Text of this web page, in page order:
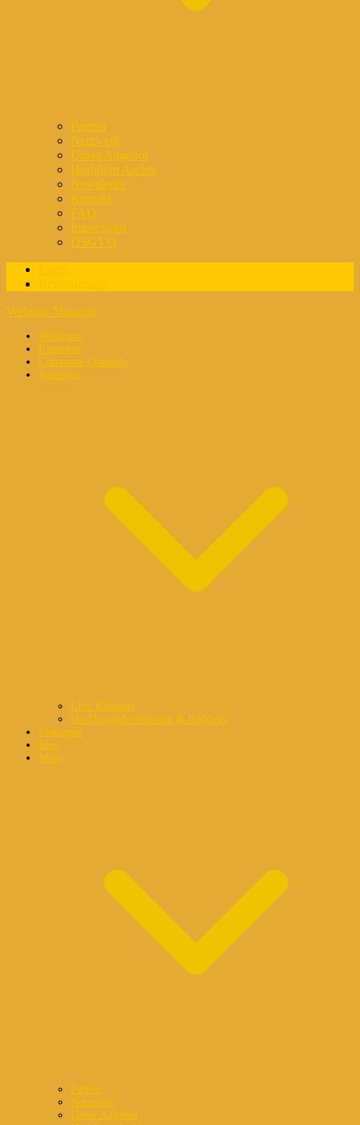
Partner
Netzwerk
Unser Angebot
Highlight Archiv
Newsletter
Kontakt
FAQ
Impressum
DSGVO
Webinar Magazin
Webinare
Experten
Corporate Channels
Kalender
Live Kalender
On-Demand-Webinare & Podcasts
Eintragen
Blog
Mehr
Partner
Netzwerk
Unser Angebot